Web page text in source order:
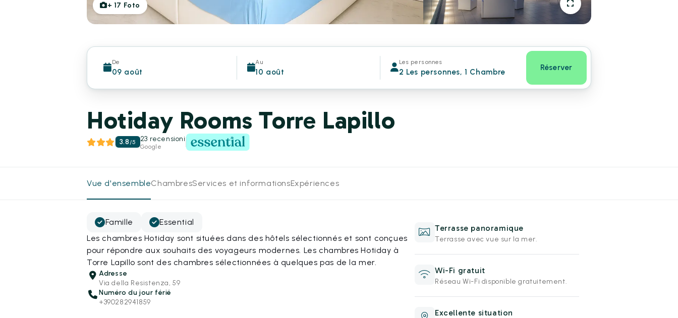
+ 17 Foto
De
09 août
Au
10 août
Les personnes
2 Les personnes, 1 Chambre Réserver
Hotiday Rooms Torre Lapillo
3.8 /5 23 recensioni
Google
Vue d'ensembleChambresServices et informationsExpériences
Famille
Essential
Les chambres Hotiday sont situées dans des hôtels sélectionnés et sont conçues
pour répondre aux souhaits des voyageurs modernes. Les chambres Hotiday à
Torre Lapillo sont des chambres sélectionnées à quelques pas de la mer.
Adresse
Via della Resistenza, 59
Numéro du jour férié
+390282941859
Terrasse panoramique
Terrasse avec vue sur la mer.
Wi-Fi gratuit
Réseau Wi-Fi disponible gratuitement.
Excellente situation